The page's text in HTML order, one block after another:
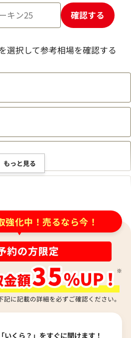
どれくらいかかります
約は可能ですか？
などのヴィンテージ品は
、クリーニング後に持ち
か？
に決まりますか？
、買取金額が変わること
確認する
選択して参考相場を確認する
もっと見る
強化中！売るなら今！
に記載の詳細を必ずご確認ください。
「いくら？」をすぐに聞けます！